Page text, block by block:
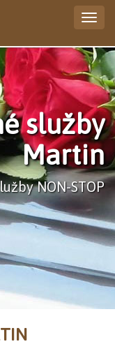
služby
Martin
NON-STOP